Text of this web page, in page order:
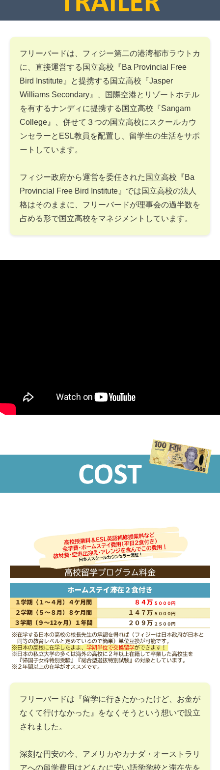
フリーバードは、フィジー第二の港湾都市ラウトカ
に、直接運営する国立高校『Ba Provincial Free
Bird Institute』と提携する国立高校『Jasper
Williams Secondary』、国際空港とリゾートホテル
を有するナンディに提携する国立高校『Sangam
College』、併せて３つの国立高校にスクールカウ
ンセラーとESL教員を配置し、留学生の生活をサポ
ートしています。
フィジー政府から運営を委任された国立高校『Ba
Provincial Free Bird Institute』では国立高校の法人
格はそのままに、フリーバードが理事会の過半数を
占める形で国立高校をマネジメントしています。
フリーバードは『留学に行きたかったけど、お金が
なくて行けなかった』をなくそうという想いで設立
されました。
深刻な円安の今、アメリカやカナダ・オーストラリ
アへの留学費用はどんなに安い語学学校と滞在先を